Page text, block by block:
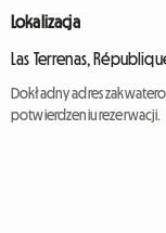
Lokalizacja
Las Terrenas,
Dokładny adres
potwierdzeniu rezerwacji.